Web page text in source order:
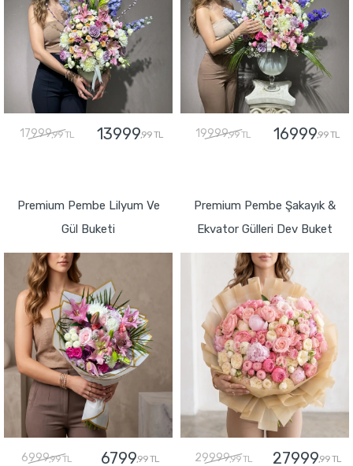
17999,99 TL 13999,99 TL 19999,99 TL 16999,99 TL
Premium Pembe Lilyum Ve
Gül Buketi
6999,99 TL 6799,99 TL
Premium Pembe Şakayık &
Ekvator Gülleri Dev Buket
29999,99 TL 27999,99 TL